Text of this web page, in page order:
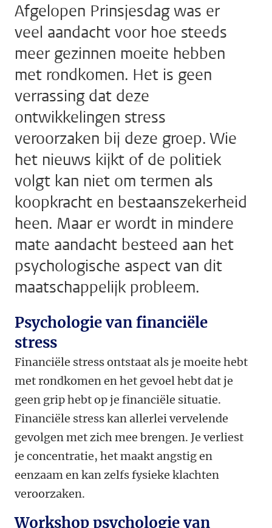
Afgelopen Prinsjesdag was er
veel aandacht voor hoe steeds
meer gezinnen moeite hebben
met rondkomen. Het is geen
verrassing dat deze
ontwikkelingen stress
veroorzaken bij deze groep. Wie
het nieuws kijkt of de politiek
volgt kan niet om termen als
koopkracht en bestaanszekerheid
heen. Maar er wordt in mindere
mate aandacht besteed aan het
psychologische aspect van dit
maatschappelijk probleem.
Psychologie van financiële
stress
Financiële stress ontstaat als je moeite hebt
met rondkomen en het gevoel hebt dat je
geen grip hebt op je financiële situatie.
Financiële stress kan allerlei vervelende
gevolgen met zich mee brengen. Je verliest
je concentratie, het maakt angstig en
eenzaam en kan zelfs fysieke klachten
veroorzaken.
Workshop psychologie van